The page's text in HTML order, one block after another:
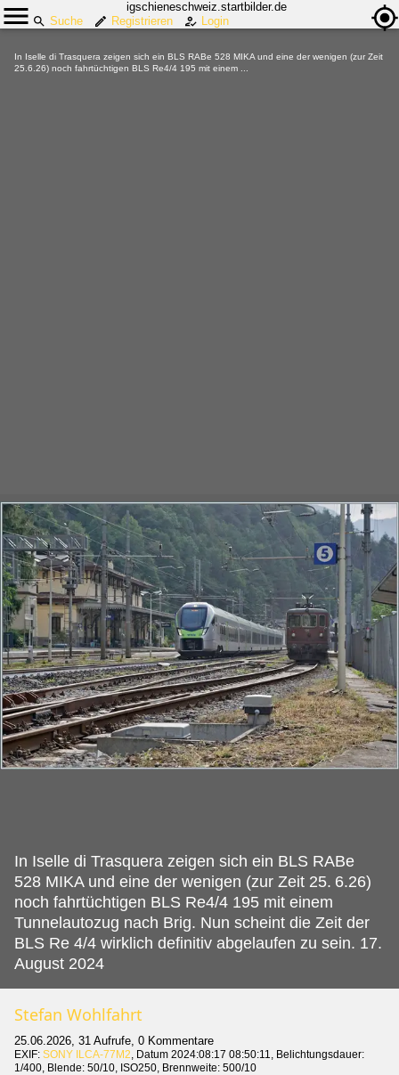
igschieneschweiz.startbilder.de
Suche
Registrieren Login
In Iselle di Trasquera zeigen sich ein BLS RABe 528 MIKA und eine der wenigen (zur Zeit
25.6.26) noch fahrtüchtigen BLS Re4/4 195 mit einem ...
In Iselle di Trasquera zeigen sich ein BLS RABe
528 MIKA und eine der wenigen (zur Zeit 25. 6.26)
noch fahrtüchtigen BLS Re4/4 195 mit einem
Tunnelautozug nach Brig. Nun scheint die Zeit der
BLS Re 4/4 wirklich definitiv abgelaufen zu sein. 17.
August 2024
Stefan Wohlfahrt
25.06.2026, 31 Aufrufe, 0 Kommentare
EXIF: SONY ILCA-77M2, Datum 2024:08:17 08:50:11, Belichtungsdauer:
1/400, Blende: 50/10, ISO250, Brennweite: 500/10